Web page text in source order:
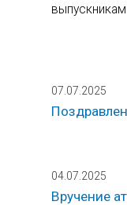
07.07.2025
04.07.2025
Вручение